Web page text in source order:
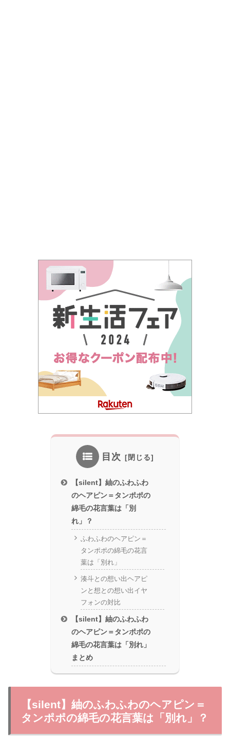
目次
【silent】紬のふわふわ
のヘアピン＝タンポポの
綿毛の花言葉は「別
れ」？
ふわふわのヘアピン＝
タンポポの綿毛の花言
葉は「別れ」
湊斗との想い出ヘアピ
ンと想との想い出イヤ
フォンの対比
【silent】紬のふわふわ
のヘアピン＝タンポポの
綿毛の花言葉は「別れ」
まとめ
【silent】紬のふわふわのヘアピン＝
タンポポの綿毛の花言葉は「別れ」？